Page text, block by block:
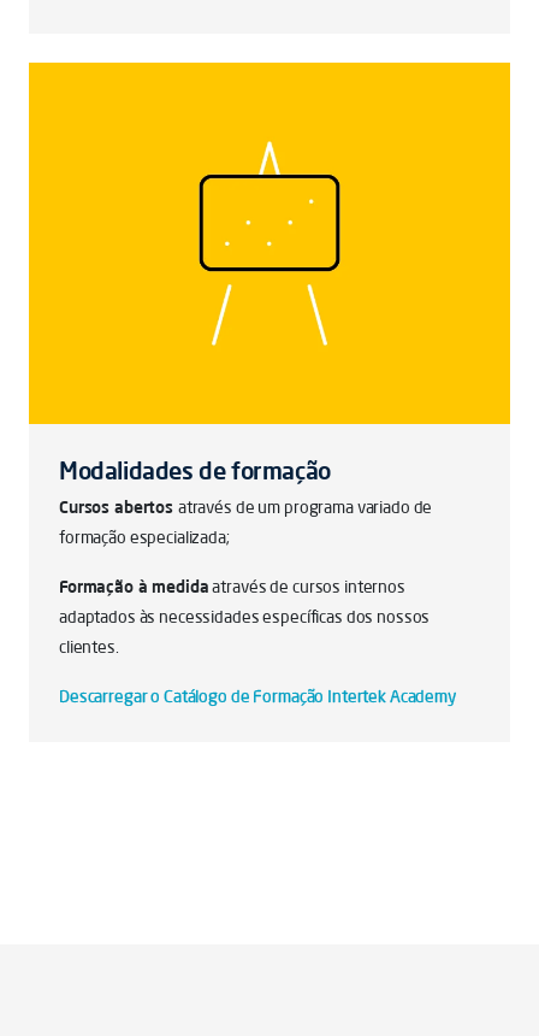
Modalidades de formação
Cursos abertos através de um programa variado de
formação especializada;
Formação à medidaatravés de cursos internos
adaptados às necessidades específicas dos nossos
clientes.
Descarregar o Catálogo de Formação Intertek Academy